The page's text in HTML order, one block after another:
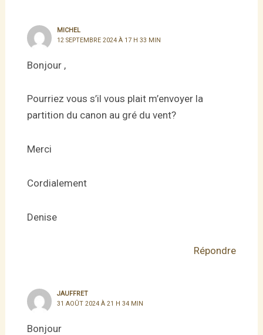
MICHEL
12 SEPTEMBRE 2024 À 17 H 33 MIN
Bonjour ,
Pourriez vous s’il vous plait m’envoyer la
partition du canon au gré du vent?
Merci
Cordialement
Denise
Répondre
JAUFFRET
31 AOÛT 2024 À 21 H 34 MIN
Bonjour